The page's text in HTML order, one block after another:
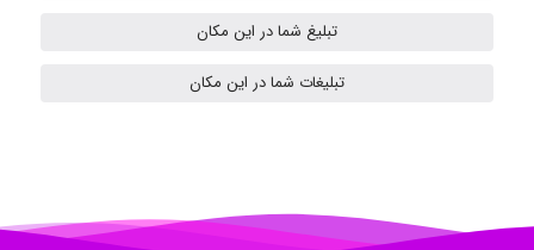
Hossein Znd
تبلیغ شما در این مکان
تبلیغات شما در این مکان